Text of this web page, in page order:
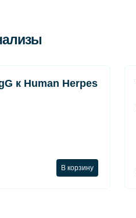
к Human Herpes
В корзину